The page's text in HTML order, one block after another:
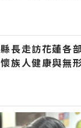
訊！
縣長走訪花蓮各
懷族人健康與無
的今日新聞報導
訊！